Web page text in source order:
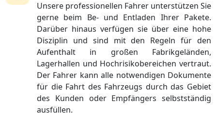
Unsere professionellen Fahrer unterstützen Sie
gerne beim Be- und Entladen Ihrer Pakete.
Darüber hinaus verfügen sie über eine hohe
Disziplin und sind mit den Regeln für den
Aufenthalt in großen Fabrikgeländen,
Lagerhallen und Hochrisikobereichen vertraut.
Der Fahrer kann alle notwendigen Dokumente
für die Fahrt des Fahrzeugs durch das Gebiet
des Kunden oder Empfängers selbstständig
ausfüllen.